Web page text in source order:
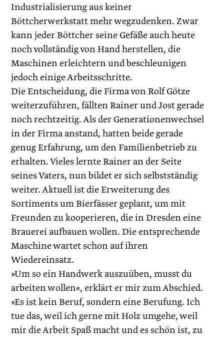
Industrialisierung aus keiner
Böttcherwerkstatt mehr wegzudenken. Zwar
kann jeder Böttcher seine Gefäße auch heute
noch vollständig von Hand herstellen, die
Maschinen erleichtern und beschleunigen
jedoch einige Arbeitsschritte.
Die Entscheidung, die Firma von Rolf Götze
weiterzuführen, fällten Rainer und Jost gerade
noch rechtzeitig. Als der Generationenwechsel
in der Firma anstand, hatten beide gerade
genug Erfahrung, um den Familienbetrieb zu
erhalten. Vieles lernte Rainer an der Seite
seines Vaters, nun bildet er sich selbstständig
weiter. Aktuell ist die Erweiterung des
Sortiments um Bierfässer geplant, um mit
Freunden zu kooperieren, die in Dresden eine
Brauerei aufbauen wollen. Die entsprechende
Maschine wartet schon auf ihren
Wiedereinsatz.
»Um so ein Handwerk auszuüben, musst du
arbeiten wollen«, erklärt er mir zum Abschied.
»Es ist kein Beruf, sondern eine Berufung. Ich
tue das, weil ich gerne mit Holz umgehe, weil
mir die Arbeit Spaß macht und es schön ist, zu